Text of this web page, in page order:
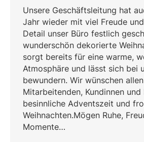
Unsere Geschäftsleitung hat
Jahr wieder mit viel Freude
Detail unser Büro festlich
wunderschön dekorierte
sorgt bereits für eine warme,
Atmosphäre und lässt sich bei
bewundern. Wir wünschen allen
Mitarbeitenden, Kundinnen und
besinnliche Adventszeit und
Weihnachten.Mögen Ruhe,
Momente…